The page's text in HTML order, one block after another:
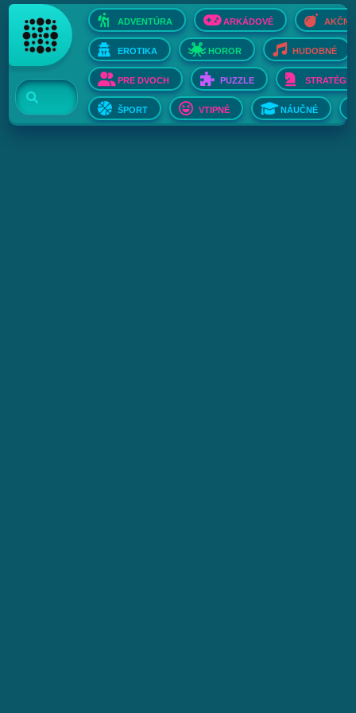
ADVENTÚRA ARKÁDOVÉ AKČNÉ
EROTIKA HOROR HUDOBNÉ
PRE DVOCH PUZZLE STRATÉGIE
ŠPORT VTIPNÉ NÁUČNÉ